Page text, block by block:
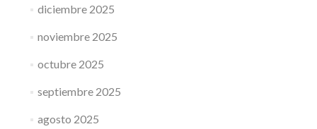
diciembre 2025
noviembre 2025
octubre 2025
septiembre 2025
agosto 2025